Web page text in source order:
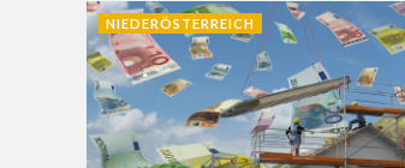
NIEDERÖSTERREICH